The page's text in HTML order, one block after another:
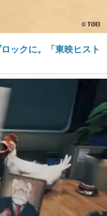
ックに。「東映ヒスト